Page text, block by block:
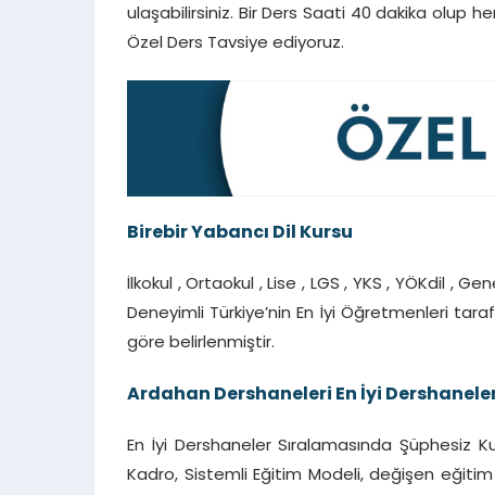
ulaşabilirsiniz. Bir Ders Saati 40 dakika olup
Özel Ders Tavsiye ediyoruz.
Birebir Yabancı Dil Kursu
İlkokul , Ortaokul , Lise , LGS , YKS , YÖKdil ,
Deneyimli Türkiye’nin En İyi Öğretmenleri
göre belirlenmiştir.
Ardahan Dershaneleri En İyi
En İyi Dershaneler Sıralamasında Şüphesiz
Kadro, Sistemli Eğitim Modeli, değişen